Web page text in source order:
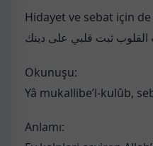
Hidayet ve sebat için
القلوب ثبت قلبي على دينك
Okunuşu:
Yâ mukallibe’l-kulûb,
Anlamı: